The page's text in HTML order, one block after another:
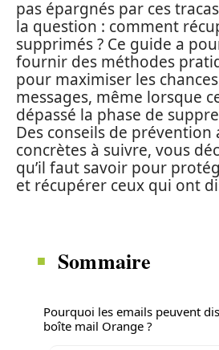
pas épargnés par ces
la question : comment
supprimés ? Ce guide a
fournir des méthodes
pour maximiser les
messages, même lorsque
dépassé la phase de
Des conseils de prévention
concrètes à suivre, vous
qu’il faut savoir pour
et récupérer ceux qui ont
Sommaire
Pourquoi les emails peuvent
boîte mail Orange ?